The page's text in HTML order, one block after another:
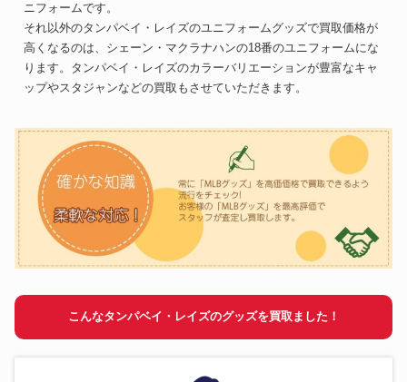
ニフォームです。
それ以外のタンパベイ・レイズのユニフォームグッズで買取価格が
高くなるのは、シェーン・マクラナハンの18番のユニフォームにな
ります。タンパベイ・レイズのカラーバリエーションが豊富なキャ
ップやスタジャンなどの買取もさせていただきます。
こんなタンパベイ・レイズのグッズを買取ました！